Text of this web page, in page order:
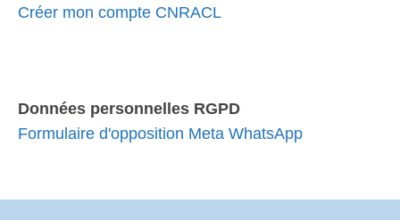
Créer mon compte CNRACL
Données personnelles RGPD
Formulaire d'opposition Meta WhatsApp